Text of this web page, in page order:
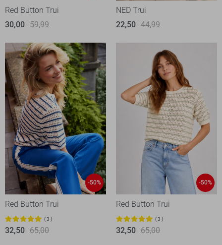
Red Button Trui
30,00 59,99
NED Trui
22,50 44,99
-50%
Red Button Trui
3
32,50 65,00
-50%
Red Button Trui
3
32,50 65,00